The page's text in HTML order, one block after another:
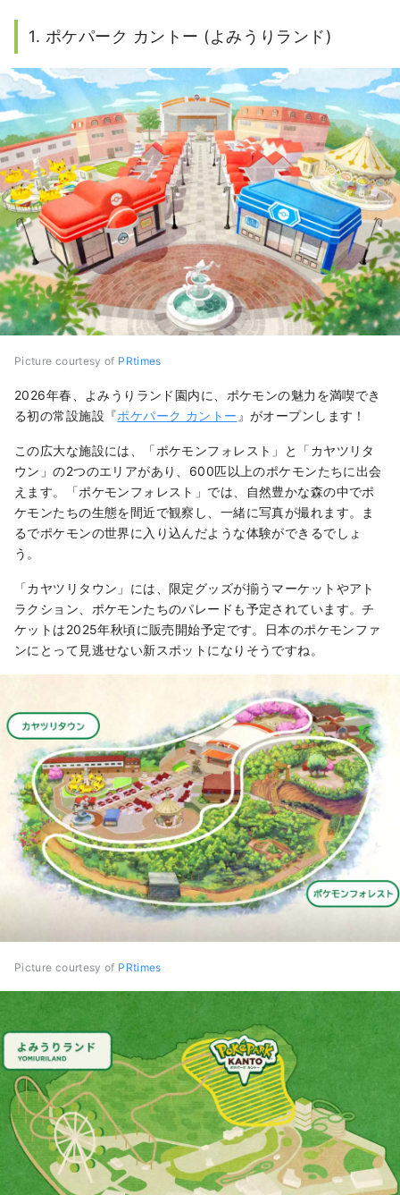
1. ポケパーク カントー (よみうりランド)
Picture courtesy of PRtimes
2026年春、よみうりランド園内に、ポケモンの魅力を満喫でき
る初の常設施設『ポケパーク カントー 』がオープンします！
この広大な施設には、「ポケモンフォレスト」と「カヤツリタ
ウン」の2つのエリアがあり、600匹以上のポケモンたちに出会
えます。「ポケモンフォレスト」では、自然豊かな森の中でポ
ケモンたちの生態を間近で観察し、一緒に写真が撮れます。ま
るでポケモンの世界に入り込んだような体験ができるでしょ
う。
「カヤツリタウン」には、限定グッズが揃うマーケットやアト
ラクション、ポケモンたちのパレードも予定されています。チ
ケットは2025年秋頃に販売開始予定です。日本のポケモンファ
ンにとって見逃せない新スポットになりそうですね。
Picture courtesy of PRtimes